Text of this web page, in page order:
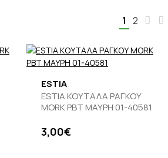
1 2
ESTIA
ESTIA ΚΟΥΤΑΛΑ ΡΑΓΚΟΥ
MORK PBT ΜΑΥΡΗ 01-40581
3,00€